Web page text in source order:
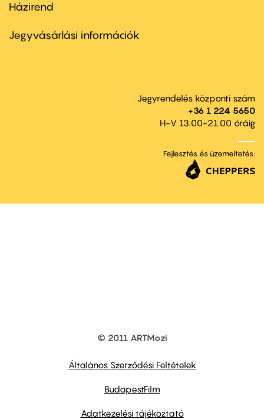
Footer
second
Házirend
Jegyvásárlási információk
Jegyrendelés központi szám
+36 1 224 5650
H-V 13.00-21.00 óráig
Fejlesztés és üzemeltetés:
© 2011 ARTMozi
Általános Szerződési Feltételek
BudapestFilm
Adatkezelési tájékoztató